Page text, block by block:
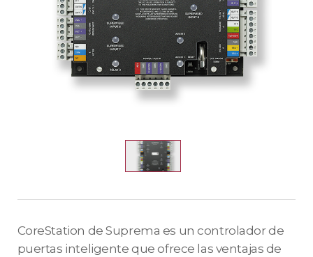
CoreStation de Suprema es un controlador de
puertas inteligente que ofrece las ventajas de